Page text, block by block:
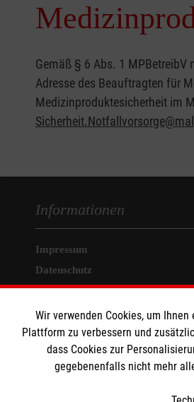
Gemäß § 6 Abs. 1
Adresse des Beauftragten für
Medizinproduktesicherheit im
Informationen
Impressum
Datenschutz
Barrierefreiheit
Kontakt
Medizinproduktesicherheit
Der Malteser Hilfsdienst e.V. ist
Wir verwenden Cookies, um
Plattform zu verbessern und
dass Cookies zur
gegebenenfalls nicht mehr